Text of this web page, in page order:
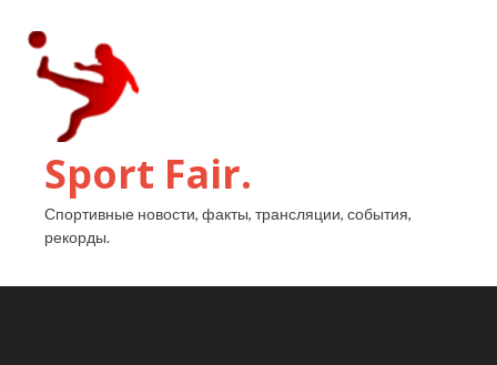
Sport Fair.
Спортивные новости, факты, трансляции, события,
рекорды.